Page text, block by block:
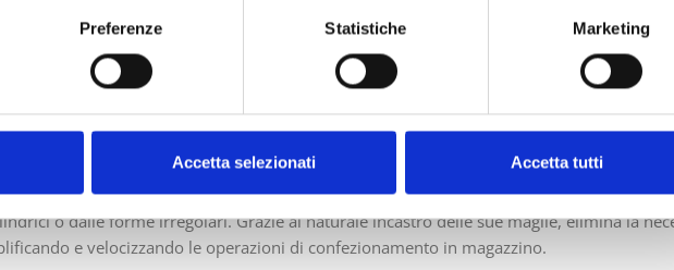
Preferenze Statistiche Marketing
Accetta selezionati Accetta tutti
per e-commerce e vendita al dettaglio
sulla protezione dei singoli prodotti da urti, cadute e graffi superficiali durante il trasporto.
si propone come alternativa sostenibile al pluriball in plastica, ai cuscini d’aria e ai
si spiega in una struttura tridimensionale che avvolge i prodotti con precisione,
o dalle forme irregolari. Grazie al naturale incastro delle sue maglie, elimina la
e velocizzando le operazioni di confezionamento in magazzino.